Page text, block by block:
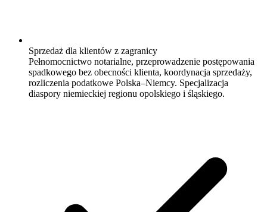
Sprzedaż dla klientów z zagranicy
Pełnomocnictwo notarialne, przeprowadzenie postępowania
spadkowego bez obecności klienta, koordynacja sprzedaży,
rozliczenia podatkowe Polska–Niemcy. Specjalizacja
diaspory niemieckiej regionu opolskiego i śląskiego.